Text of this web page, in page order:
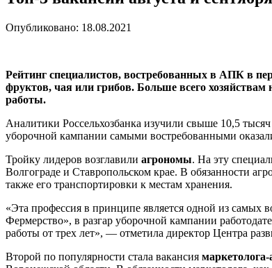
Опубликовано: 18.08.2021
Рейтинг специалистов, востребованных в АПК в
фруктов, чая или грибов. Больше всего
работы.
Аналитики Россельхозбанка изучили свыше 10,5
уборочной кампании самыми востребованными
Тройку лидеров возглавили агрономы. На эту
Волгограде и Ставропольском крае. В обязанности
также его транспортировки к местам хранения.
«Эта профессия в принципе является одной из
Фермерство», в разгар уборочной кампании
работы от трех лет», — отметила директор Центра
Второй по популярности стала вакансия